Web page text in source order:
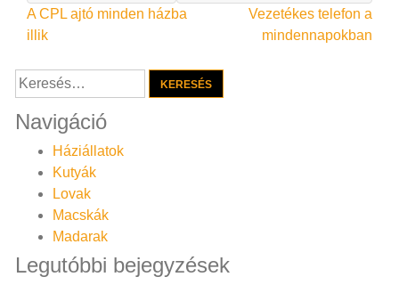
Bejegyzés
navigáció
A CPL ajtó minden házba
illik
Vezetékes telefon a
mindennapokban
Keresés:
Navigáció
Háziállatok
Kutyák
Lovak
Macskák
Madarak
Legutóbbi bejegyzések